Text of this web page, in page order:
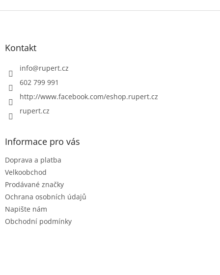
Z
Kontakt
info@rupert.cz
602 799 991
http://www.facebook.com/eshop.rupert.cz
rupert.cz
Informace pro vás
Doprava a platba
Velkoobchod
Prodávané značky
Ochrana osobních údajů
Napište nám
Obchodní podmínky